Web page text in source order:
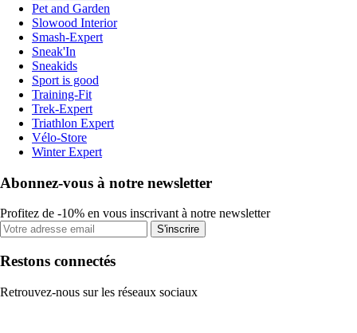
Pet and Garden
Slowood Interior
Smash-Expert
Sneak'In
Sneakids
Sport is good
Training-Fit
Trek-Expert
Triathlon Expert
Vélo-Store
Winter Expert
Abonnez-vous à notre newsletter
Profitez de -10% en vous inscrivant à notre newsletter
S'inscrire
Restons connectés
Retrouvez-nous sur les réseaux sociaux